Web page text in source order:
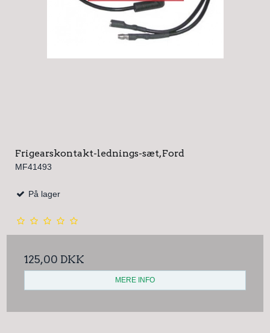
Frigearskontakt-lednings-sæt, Ford
MF41493
På lager
125,00 DKK
MERE INFO